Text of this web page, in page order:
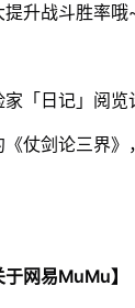
提升战斗胜率哦
《仗剑论三界》
于网易MuMu】